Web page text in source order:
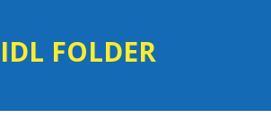
FOLDER